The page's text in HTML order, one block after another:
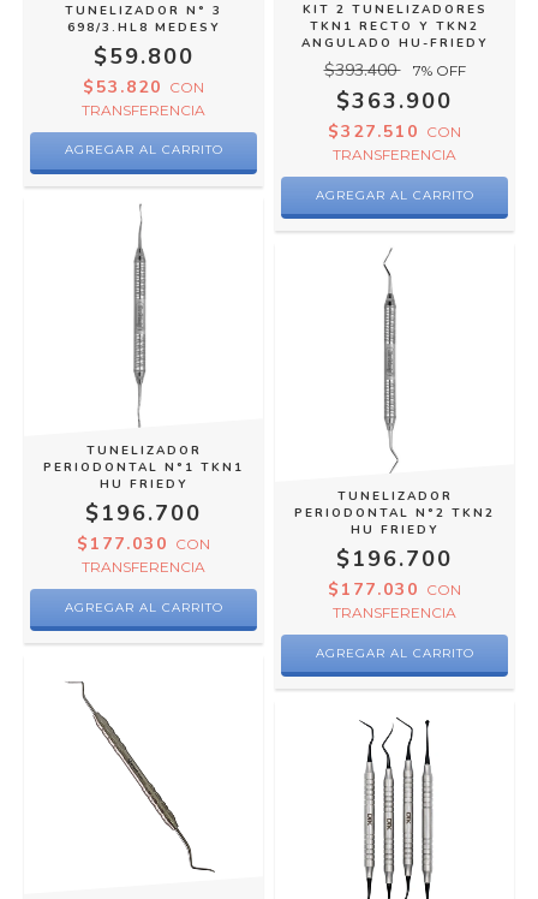
TUNELIZADOR N° 3
698/3.HL8 MEDESY
$59.800
$53.820 CON
TRANSFERENCIA
KIT 2 TUNELIZADORES
TKN1 RECTO Y TKN2
ANGULADO HU-FRIEDY
$393.400 7% OFF
$363.900
$327.510 CON
TRANSFERENCIA
TUNELIZADOR
PERIODONTAL N°1 TKN1
HU FRIEDY
$196.700
$177.030 CON
TRANSFERENCIA
TUNELIZADOR
PERIODONTAL N°2 TKN2
HU FRIEDY
$196.700
$177.030 CON
TRANSFERENCIA